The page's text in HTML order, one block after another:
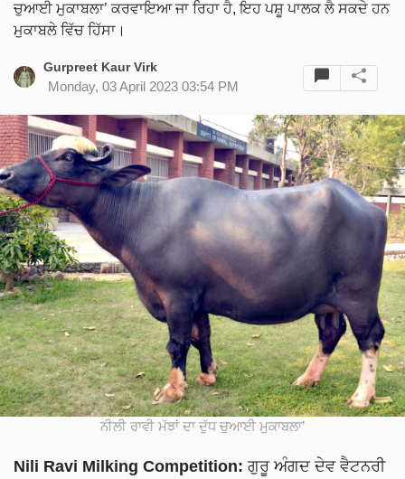
ਚੁਆਈ ਮੁਕਾਬਲਾ’ ਕਰਵਾਇਆ ਜਾ ਰਿਹਾ ਹੈ, ਇਹ ਪਸ਼ੂ ਪਾਲਕ ਲੈ ਸਕਦੇ ਹਨ
ਮੁਕਾਬਲੇ ਵਿੱਚ ਹਿੱਸਾ।
Gurpreet Kaur Virk
Monday, 03 April 2023 03:54 PM
ਨੀਲੀ ਰਾਵੀ ਮੱਝਾਂ ਦਾ ਦੁੱਧ ਚੁਆਈ ਮੁਕਾਬਲਾ’
Nili Ravi Milking Competition: ਗੁਰੂ ਅੰਗਦ ਦੇਵ ਵੈਟਨਰੀ